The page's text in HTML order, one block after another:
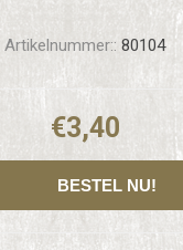
Artikelnummer:: 80104
€3,40